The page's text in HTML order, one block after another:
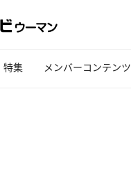
特集 メンバーコンテンツ